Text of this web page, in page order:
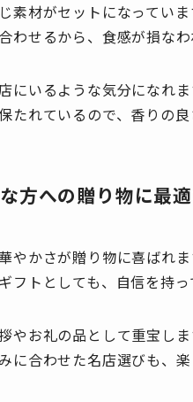
素材がセットになってい
わせるから、食感が損なわ
にいるような気分になれ
たれているので、香りの良
方への贈り物に最
やかさが贈り物に喜ばれ
フトとしても、自信を持っ
やお礼の品として重宝し
に合わせた名店選びも、楽